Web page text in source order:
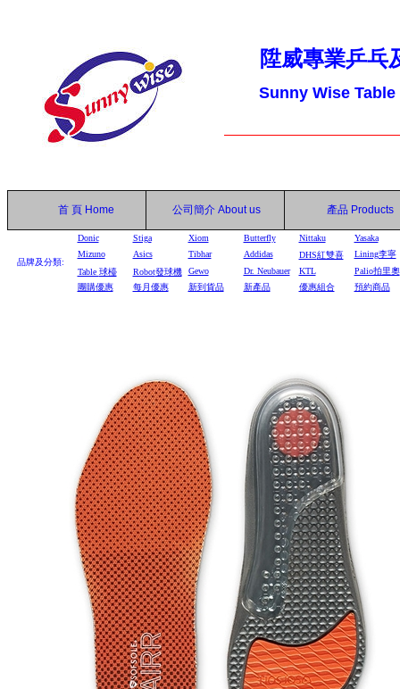
陞威專業乒乓
Sunny Wise
首 頁 Home 公司簡介 About us 產品 Products
品牌及分類:
Donic Stiga Xiom Butterfly Nittaku
Yasaka
Mizuno
Asics Tibhar Addidas DHS紅雙喜
Lining李寧
Table 球檯 Robot發球機 Gewo Dr. Neubauer KTL
Palio拍里奧
團購優惠
每月優惠 新到貨品 新產品 優惠組合 預約商品